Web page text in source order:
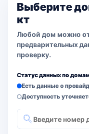
Выберите
кт
Любой дом можно
предварительных
проверку.
Статус данных по
Есть данные о
Доступность